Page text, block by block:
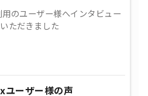
のユーザー様へインタビュー
ただきました
ユーザー様の声​